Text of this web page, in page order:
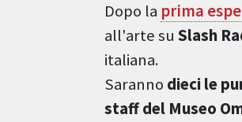
Dopo la prima
all'arte su Slash
italiana.
Saranno dieci le
staff del Museo